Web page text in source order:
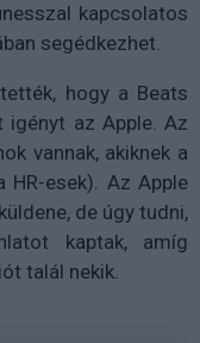
kapcsolatos
segédkezhet.
hogy a Beats
az Apple. Az
vannak, akiknek a
esek). Az Apple
de úgy tudni,
kaptak, amíg
talál nekik.